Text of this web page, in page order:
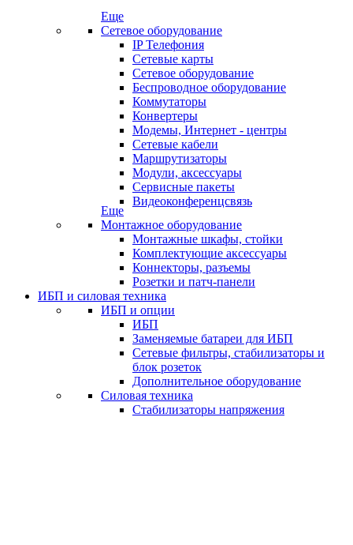
Еще
Сетевое оборудование
IP Телефония
Сетевые карты
Сетевое оборудование
Беспроводное оборудование
Коммутаторы
Конвертеры
Модемы, Интернет - центры
Сетевые кабели
Маршрутизаторы
Модули, аксессуары
Сервисные пакеты
Видеоконференцсвязь
Еще
Монтажное оборудование
Монтажные шкафы, стойки
Комплектующие аксессуары
Коннекторы, разъемы
Розетки и патч-панели
ИБП и силовая техника
ИБП и опции
ИБП
Заменяемые батареи для ИБП
Сетевые фильтры, стабилизаторы и
блок розеток
Дополнительное оборудование
Силовая техника
Стабилизаторы напряжения